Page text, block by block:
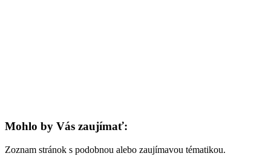
Mohlo by Vás zaujímať:
Zoznam stránok s podobnou alebo zaujímavou tématikou.